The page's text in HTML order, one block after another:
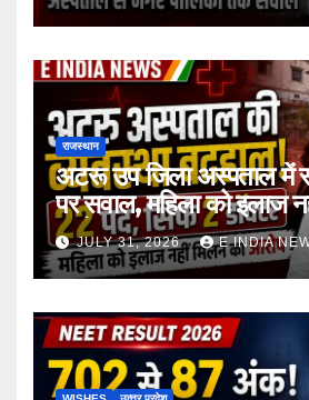
राजस्थान
अटरू उप जिला अस्पताल में
पर सवाल, महिला को इलाज
आरोप
JULY 31, 2026 E INDIA